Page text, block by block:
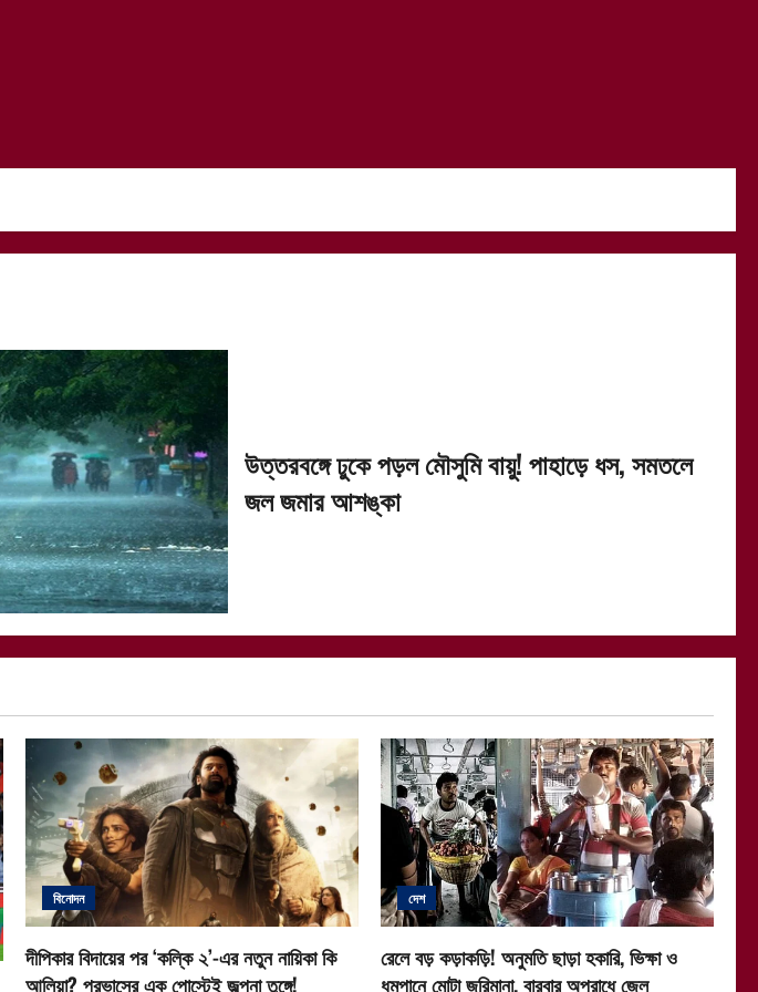
উত্তরবঙ্গে ঢুকে পড়ল মৌসুমি বায়ু! পাহাড়ে ধস, সমতলে
জল জমার আশঙ্কা
বিনোদন
দীপিকার বিদায়ের পর ‘কল্কি ২’-এর নতুন নায়িকা কি
আলিয়া? প্রভাসের এক পোস্টেই জল্পনা তুঙ্গে!
দেশ
রেলে বড় কড়াকড়ি! অনুমতি ছাড়া হকারি, ভিক্ষা ও
ধূমপানে মোটা জরিমানা, বারবার অপরাধে জেল